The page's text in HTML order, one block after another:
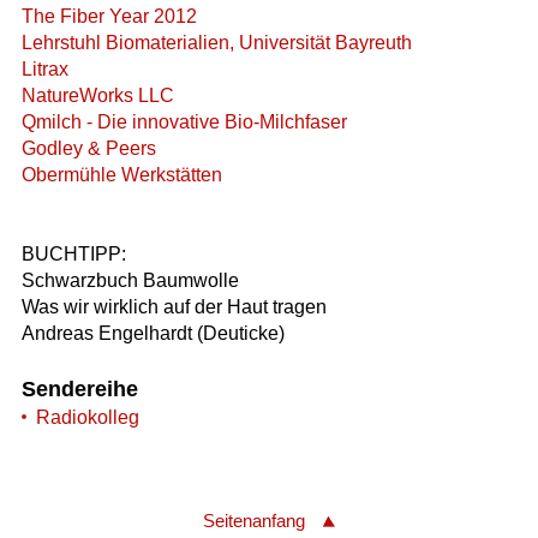
The Fiber Year 2012
Lehrstuhl Biomaterialien, Universität Bayreuth
Litrax
NatureWorks LLC
Qmilch - Die innovative Bio-Milchfaser
Godley & Peers
Obermühle Werkstätten
BUCHTIPP:
Schwarzbuch Baumwolle
Was wir wirklich auf der Haut tragen
Andreas Engelhardt (Deuticke)
Sendereihe
Radiokolleg
Seitenanfang